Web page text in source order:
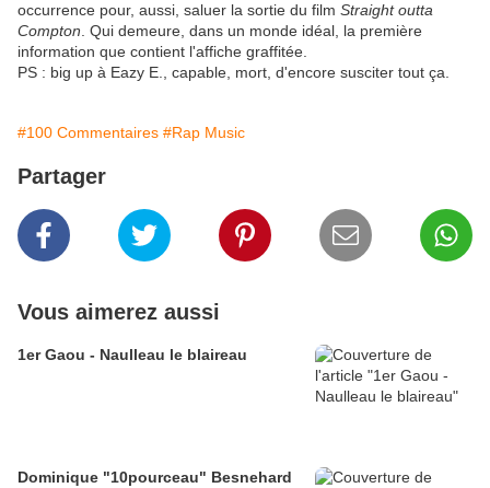
occurrence pour, aussi, saluer la sortie du film Straight outta
Compton . Qui demeure, dans un monde idéal, la première
information que contient l'affiche graffitée.
PS : big up à Eazy E., capable, mort, d'encore susciter tout ça.
#100 Commentaires #Rap Music
Partager
Vous aimerez aussi
1er Gaou - Naulleau le blaireau
Dominique "10pourceau" Besnehard